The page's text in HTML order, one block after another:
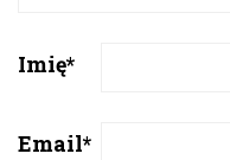
Imię*
Email*